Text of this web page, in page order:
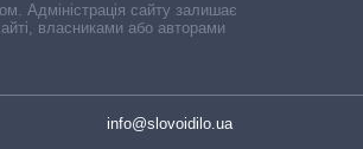
Адміністрація сайту залишає
власниками або авторами
info@slovoidilo.ua